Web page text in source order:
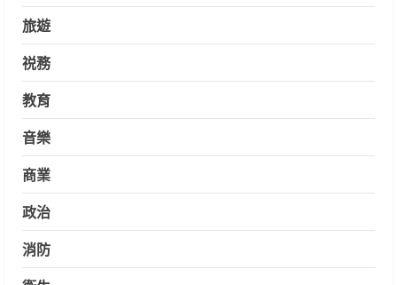
旅遊
祱務
教育
音樂
商業
政治
消防